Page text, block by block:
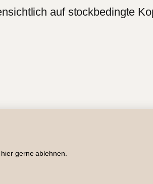
auf stockbedingte
– 2026 Roger Graf